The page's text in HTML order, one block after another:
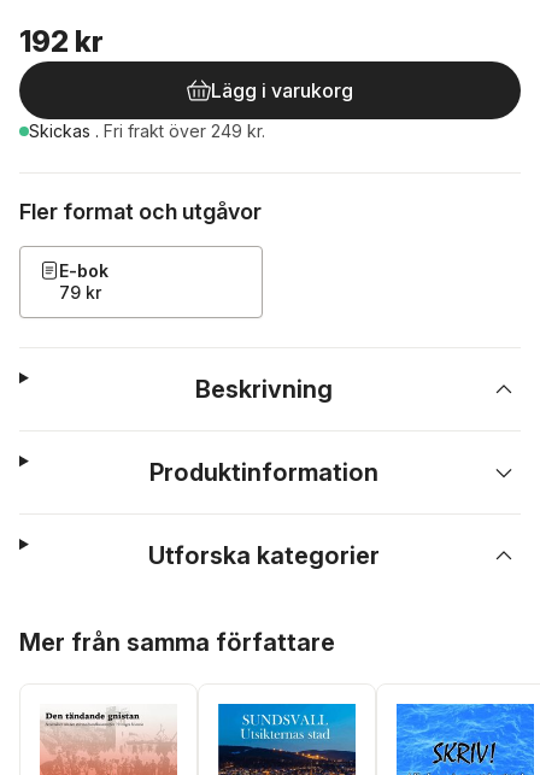
192 kr
Lägg i varukorg
Skickas . Fri frakt över 249 kr.
Fler format och utgåvor
E-bok
79 kr
Beskrivning
Produktinformation
Utforska kategorier
Mer från samma författare